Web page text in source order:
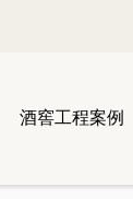
酒窖工程案例